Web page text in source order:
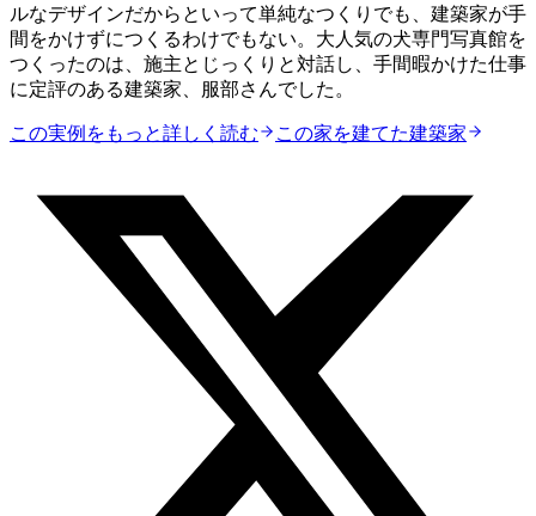
ルなデザインだからといって単純なつくりでも、建築家が手
間をかけずにつくるわけでもない。大人気の犬専門写真館を
つくったのは、施主とじっくりと対話し、手間暇かけた仕事
に定評のある建築家、服部さんでした。
この実例をもっと詳しく読む この家を建てた建築家